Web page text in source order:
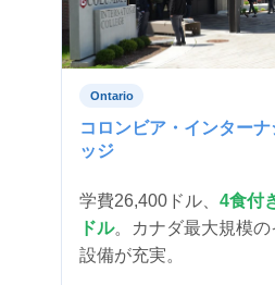
Ontario
コロンビア・インター
ッジ
学費26,400ドル、 4食付
ドル。カナダ最大規模の
設備が充実。